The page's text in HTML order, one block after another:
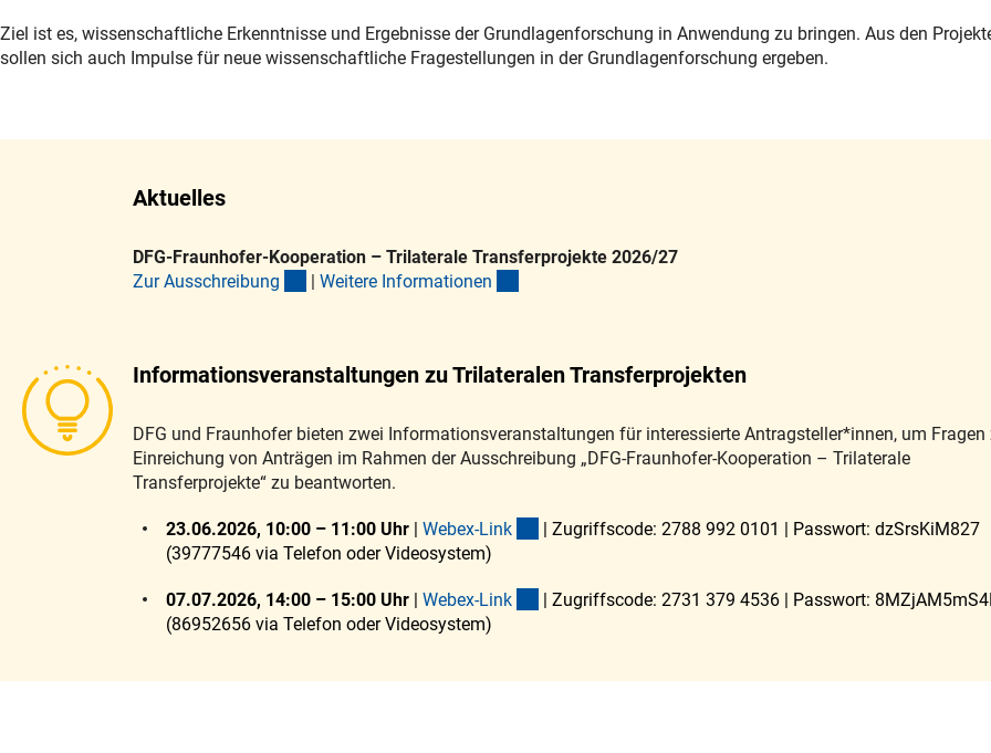
Ziel ist es, wissenschaftliche Erkenntnisse und Ergebnisse der Grundlagenforschung in Anwendung zu bringen. Aus den
sollen sich auch Impulse für neue wissenschaftliche Fragestellungen in der Grundlagenforschung ergeben.
Aktuelles
DFG-Fraunhofer-Kooperation – Trilaterale Transferprojekte 2026/27
Zur Ausschreibung (interner Link)
Weitere Informationen
Informationsveranstaltungen zu Trilateralen Transferprojekten
DFG und Fraunhofer bieten zwei Informationsveranstaltungen für interessierte Antragsteller*innen, um Fragen
Einreichung von Anträgen im Rahmen der Ausschreibung „DFG-Fraunhofer-Kooperation – Trilaterale
Transferprojekte“ zu beantworten.
23.06.2026, 10:00 – 11:00 Uhr Webex-Link (externer Link)
| Zugriffscode: 2788 992 0101 | Passwort: dzSrsKiM827
(39777546 via Telefon oder Videosystem)
07.07.2026, 14:00 – 15:00 Uhr Webex-Link (externer Link)
| Zugriffscode: 2731 379 4536 | Passwort:
(86952656 via Telefon oder Videosystem)